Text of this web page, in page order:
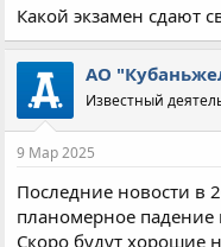
Какой экзамен сдают
АО
Известный
9 Мар 2025
Последние новости в
планомерное
Скоро будут хорошие